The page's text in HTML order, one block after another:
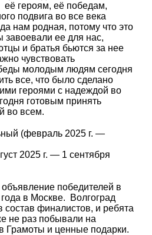
героям, её победам,
подвига во все века
нам родная, потому что это
ее для нас,
и братья бьются за нее
чувствовать
молодым людям сегодня
все, что было сделано
героями с надеждой во
готовым принять
во всем.
(февраль 2025 г. —
2025 г. — 1 сентября
победителей в
в Москве. Волгоград
состав финалистов, и ребята
не раз побывали на
Грамоты и ценные подарки.